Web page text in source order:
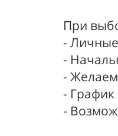
При
-
-
-
-
-